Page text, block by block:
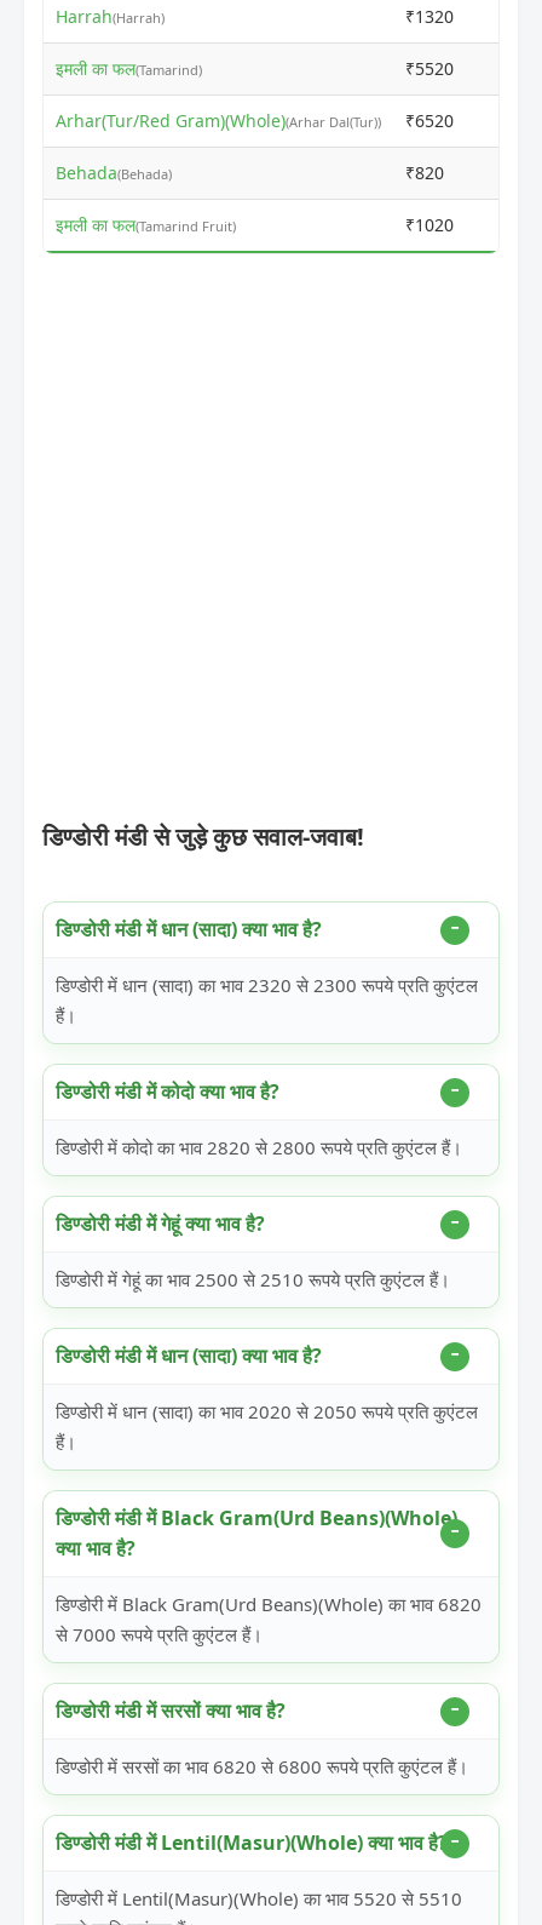
Harrah(Harrah) ₹1320
इमली का फल(Tamarind) ₹5520
Arhar(Tur/Red Gram)(Whole)(Arhar Dal(Tur)) ₹6520
Behada(Behada) ₹820
इमली का फल(Tamarind Fruit) ₹1020
डिण्डोरी मंडी से जुड़े कुछ सवाल-जवाब!
डिण्डोरी मंडी में धान (सादा) क्या भाव है?
डिण्डोरी में धान (सादा) का भाव 2320 से 2300 रूपये प्रति कुएंटल
हैं।
डिण्डोरी मंडी में कोदो क्या भाव है?
डिण्डोरी में कोदो का भाव 2820 से 2800 रूपये प्रति कुएंटल हैं।
डिण्डोरी मंडी में गेहूं क्या भाव है?
डिण्डोरी में गेहूं का भाव 2500 से 2510 रूपये प्रति कुएंटल हैं।
डिण्डोरी मंडी में धान (सादा) क्या भाव है?
डिण्डोरी में धान (सादा) का भाव 2020 से 2050 रूपये प्रति कुएंटल
हैं।
डिण्डोरी मंडी में Black Gram(Urd Beans)(Whole)
क्या भाव है?
डिण्डोरी में Black Gram(Urd Beans)(Whole) का भाव 6820
से 7000 रूपये प्रति कुएंटल हैं।
डिण्डोरी मंडी में सरसों क्या भाव है?
डिण्डोरी में सरसों का भाव 6820 से 6800 रूपये प्रति कुएंटल हैं।
डिण्डोरी मंडी में Lentil(Masur)(Whole) क्या भाव है?
डिण्डोरी में Lentil(Masur)(Whole) का भाव 5520 से 5510